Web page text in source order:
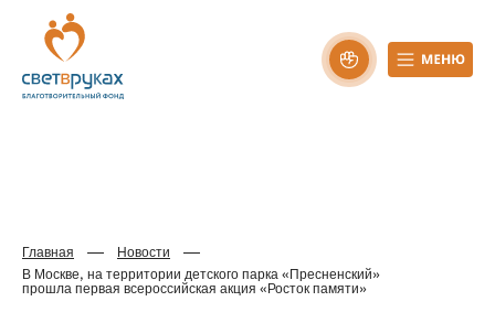
Главная
Новости
В Москве, на территории детского парка «Пресненский»
прошла первая всероссийская акция «Росток памяти»